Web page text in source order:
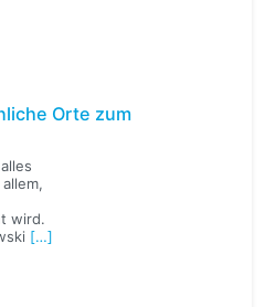
Orte zum
wird.
[…]